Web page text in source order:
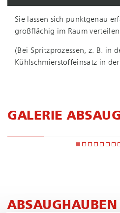
Sie lassen sich punktgenau
großflächig im Raum
(Bei Spritzprozessen, z. B. in
Kühl­schmier­stoff­ein­satz in
GALERIE
ABSAUGHAUBEN